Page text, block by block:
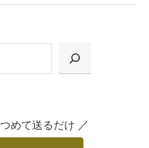
荷申込」からお選び
めて送るだけ ／